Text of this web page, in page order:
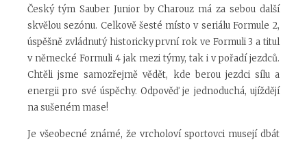
Český tým Sauber Junior by Charouz má za sebou další
skvělou sezónu. Celkově šesté místo v seriálu Formule 2,
úspěšně zvládnutý historicky první rok ve Formuli 3 a titul
v německé Formuli 4 jak mezi týmy, tak i v pořadí jezdců.
Chtěli jsme samozřejmě vědět, kde berou jezdci sílu a
energii pro své úspěchy. Odpověď je jednoduchá, ujíždějí
na sušeném mase!
Je všeobecné známé, že vrcholoví sportovci musejí dbát